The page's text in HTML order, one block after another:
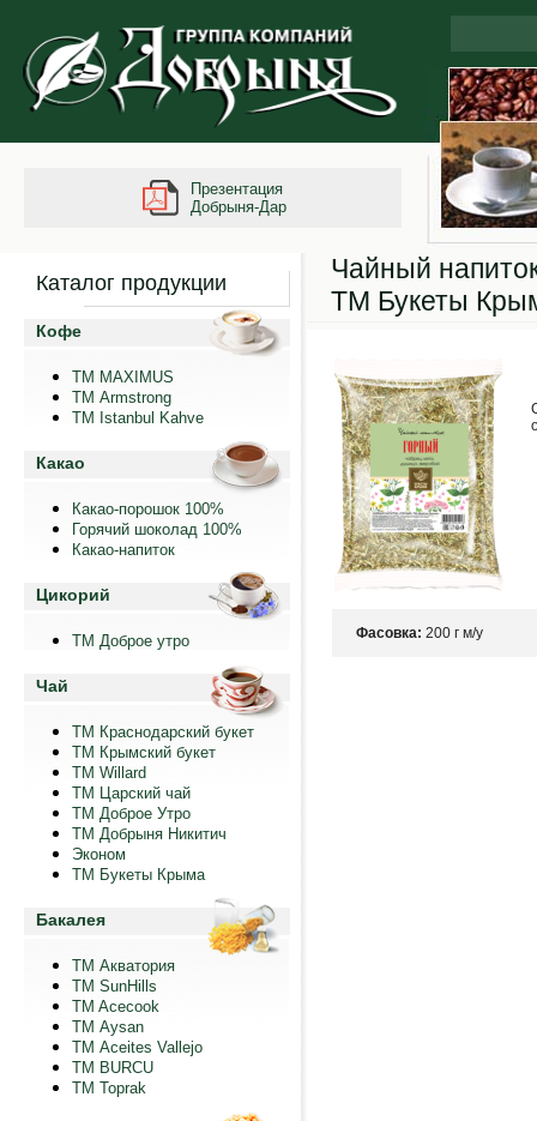
Презентация
Добрыня-Дар
Каталог продукции
Кофе
ТМ MAXIMUS
ТМ Armstrong
TM Istanbul Kahve
Какао
Какао-порошок 100%
Горячий шоколад 100%
Какао-напиток
Цикорий
ТМ Доброе утро
Чай
ТМ Краснодарский букет
ТМ Крымский букет
ТМ Willard
ТМ Царский чай
ТМ Доброе Утро
ТМ Добрыня Никитич
Эконом
ТМ Букеты Крыма
Бакалея
ТМ Акватория
ТМ SunHills
TM Acecook
ТМ Aysan
ТМ Aceites Vallejo
TM BURCU
TM Toprak
Чайный
ТМ Букеты
Фасовка: 200 г м/у